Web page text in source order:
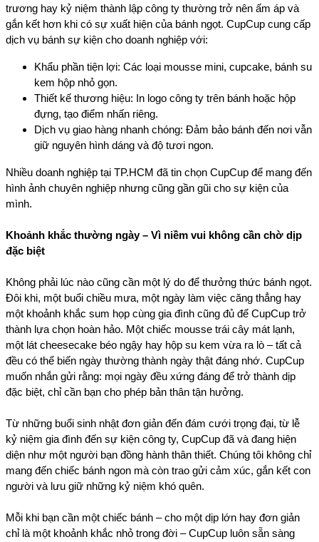
trương hay kỷ niệm thành lập công ty thường trở nên ấm áp và
gắn kết hơn khi có sự xuất hiện của bánh ngọt. CupCup cung cấp
dịch vụ bánh sự kiện cho doanh nghiệp với:
Khẩu phần tiện lợi: Các loại mousse mini, cupcake, bánh su
kem hộp nhỏ gọn.
Thiết kế thương hiệu: In logo công ty trên bánh hoặc hộp
đựng, tạo điểm nhấn riêng.
Dịch vụ giao hàng nhanh chóng: Đảm bảo bánh đến nơi vẫn
giữ nguyên hình dáng và độ tươi ngon.
Nhiều doanh nghiệp tại TP.HCM đã tin chọn CupCup để mang đến
hình ảnh chuyên nghiệp nhưng cũng gần gũi cho sự kiện của
mình.
Khoảnh khắc thường ngày – Vì niềm vui không cần chờ dịp
đặc biệt
Không phải lúc nào cũng cần một lý do để thưởng thức bánh ngọt.
Đôi khi, một buổi chiều mưa, một ngày làm việc căng thẳng hay
một khoảnh khắc sum họp cùng gia đình cũng đủ để CupCup trở
thành lựa chọn hoàn hảo. Một chiếc mousse trái cây mát lạnh,
một lát cheesecake béo ngậy hay hộp su kem vừa ra lò – tất cả
đều có thể biến ngày thường thành ngày thật đáng nhớ. CupCup
muốn nhắn gửi rằng: mọi ngày đều xứng đáng để trở thành dịp
đặc biệt, chỉ cần bạn cho phép bản thân tận hưởng.
Từ những buổi sinh nhật đơn giản đến đám cưới trọng đại, từ lễ
kỷ niệm gia đình đến sự kiện công ty, CupCup đã và đang hiện
diện như một người bạn đồng hành thân thiết. Chúng tôi không chỉ
mang đến chiếc bánh ngon mà còn trao gửi cảm xúc, gắn kết con
người và lưu giữ những kỷ niệm khó quên.
Mỗi khi bạn cần một chiếc bánh – cho một dịp lớn hay đơn giản
chỉ là một khoảnh khắc nhỏ trong đời – CupCup luôn sẵn sàng